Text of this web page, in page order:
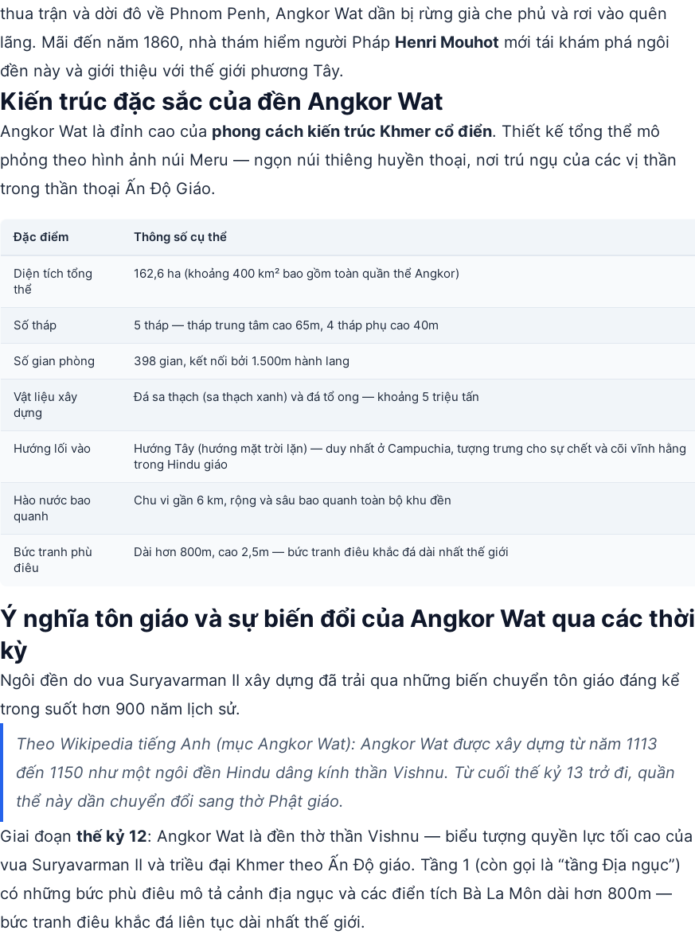
thua trận và dời đô về Phnom Penh, Angkor Wat dần bị rừng già che phủ và rơi vào quên
lãng. Mãi đến năm 1860, nhà thám hiểm người Pháp Henri Mouhot mới tái khám phá ngôi
đền này và giới thiệu với thế giới phương Tây.
Kiến trúc đặc sắc của đền Angkor Wat
Angkor Wat là đỉnh cao của phong cách kiến trúc Khmer cổ điển. Thiết kế tổng thể mô
phỏng theo hình ảnh núi Meru — ngọn núi thiêng huyền thoại, nơi trú ngụ của các vị thần
trong thần thoại Ấn Độ Giáo.
Đặc điểm Thông số cụ thể
Diện tích tổng
thể
162,6 ha (khoảng 400 km² bao gồm toàn quần thể Angkor)
Số tháp 5 tháp — tháp trung tâm cao 65m, 4 tháp phụ cao 40m
Số gian phòng 398 gian, kết nối bởi 1.500m hành lang
Vật liệu xây
dựng
Đá sa thạch (sa thạch xanh) và đá tổ ong — khoảng 5 triệu tấn
Hướng lối vào
Hướng Tây (hướng mặt trời lặn) — duy nhất ở Campuchia, tượng trưng cho sự chết và cõi vĩnh hằng
trong Hindu giáo
Hào nước bao
quanh
Chu vi gần 6 km, rộng và sâu bao quanh toàn bộ khu đền
Bức tranh phù
điêu
Dài hơn 800m, cao 2,5m — bức tranh điêu khắc đá dài nhất thế giới
Ý nghĩa tôn giáo và sự biến đổi của Angkor Wat qua các thời
kỳ
Ngôi đền do vua Suryavarman II xây dựng đã trải qua những biến chuyển tôn giáo đáng kể
trong suốt hơn 900 năm lịch sử.
Theo Wikipedia tiếng Anh (mục Angkor Wat): Angkor Wat được xây dựng từ năm 1113
đến 1150 như một ngôi đền Hindu dâng kính thần Vishnu. Từ cuối thế kỷ 13 trở đi, quần
thể này dần chuyển đổi sang thờ Phật giáo.
Giai đoạn thế kỷ 12: Angkor Wat là đền thờ thần Vishnu — biểu tượng quyền lực tối cao của
vua Suryavarman II và triều đại Khmer theo Ấn Độ giáo. Tầng 1 (còn gọi là “tầng Địa ngục”)
có những bức phù điêu mô tả cảnh địa ngục và các điển tích Bà La Môn dài hơn 800m —
bức tranh điêu khắc đá liên tục dài nhất thế giới.